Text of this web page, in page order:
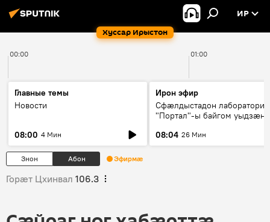
Хуссар Ирыстон
ИР
00:00 01:00
Главные темы
Новости
08:00 4 Мин
Ирон эфир
Сфæлдыстадон лаборатори
"Портал"-ы байгом уыдзæн
Æхсары куыстыты равдыст
08:04 26 Мин
Знон Абон Эфирмæ
Горӕт Цхинвал 106.3